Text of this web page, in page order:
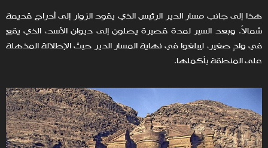
هذا إلى جانب مسار الدير الرئيس الذي يقود الزوار إلى أدراجٍ قديمة
شمالاً. وبعد السير لمدة قصيرة يصلون إلى ديوان الأسد، الذي يقع
في وادٍ صغير، ليبلغوا في نهاية المسار الدير حيث الإطلالة المذهلة
على المنطقة بأكملها.